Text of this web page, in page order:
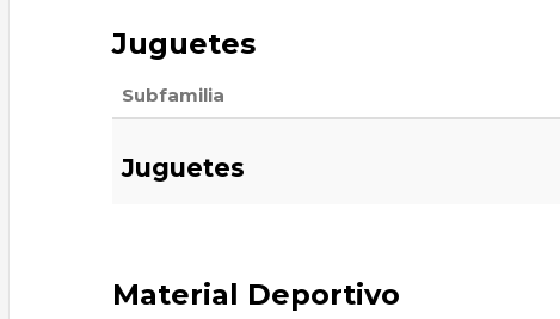
Juguetes
Subfamilia
Juguetes
Material Deportivo